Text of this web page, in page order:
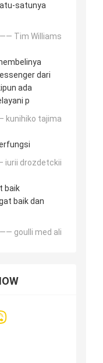
satunya
—— Tim Williams
dari
ada
p
kunihiko tajima
iurii drozdetckii
baik
baik dan
—— goulli med ali